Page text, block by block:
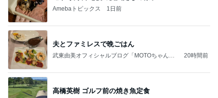
Amebaトピックス 1日前
夫とファミレスで晩ごはん
武東由美オフィシャルブログ「MOTOちゃんと
20時間前
高橋英樹 ゴルフ前の焼き魚定食